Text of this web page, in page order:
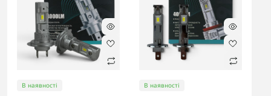
В наявності В наявності